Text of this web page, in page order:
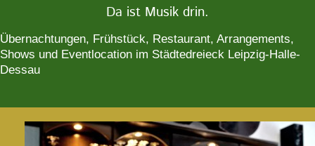
Da ist Musik drin.
Übernachtungen, Frühstück, Restaurant, Arrangements,
Shows und Eventlocation im Städtedreieck Leipzig-Halle-
Dessau